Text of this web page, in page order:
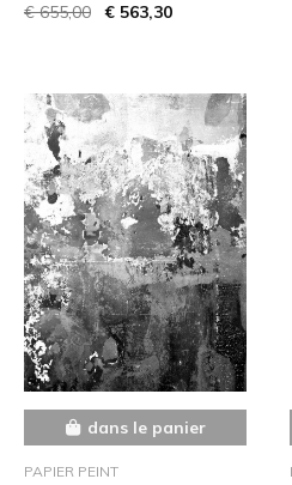
€ 655,00 € 563,30
dans le panier
PAPIER PEINT